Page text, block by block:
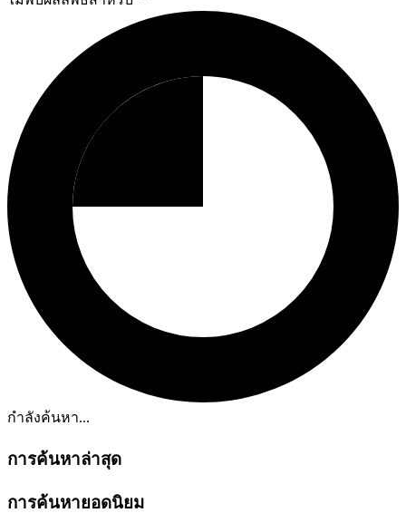
กำลังค้นหา...
การค้นหาล่าสุด
การค้นหายอดนิยม